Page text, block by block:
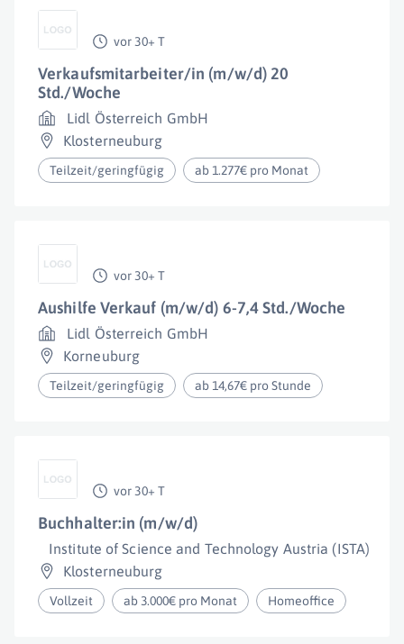
vor 30+ T
Verkaufsmitarbeiter/in (m/w/d) 20
Std./Woche
Lidl Österreich GmbH
Klosterneuburg
Teilzeit/geringfügig ab 1.277€ pro Monat
vor 30+ T
Aushilfe Verkauf (m/w/d) 6-7,4 Std./Woche
Lidl Österreich GmbH
Korneuburg
Teilzeit/geringfügig ab 14,67€ pro Stunde
vor 30+ T
Buchhalter:in (m/w/d)
Institute of Science and Technology Austria (ISTA)
Klosterneuburg
Vollzeit ab 3.000€ pro Monat Homeoffice